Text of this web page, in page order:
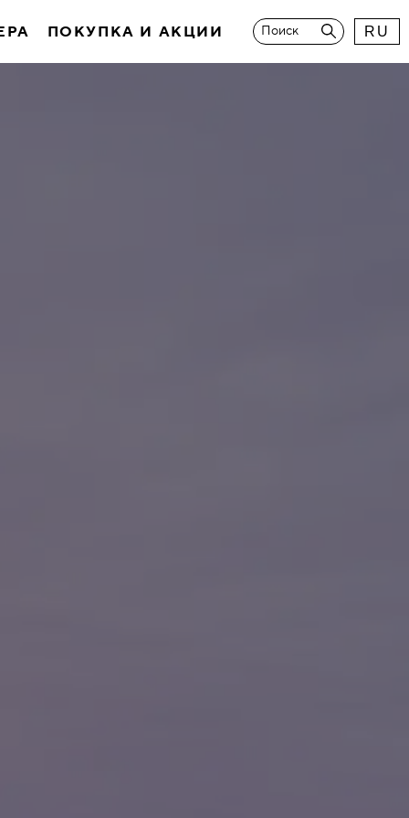
ПОКУПКА И АКЦИИ Поиск RU